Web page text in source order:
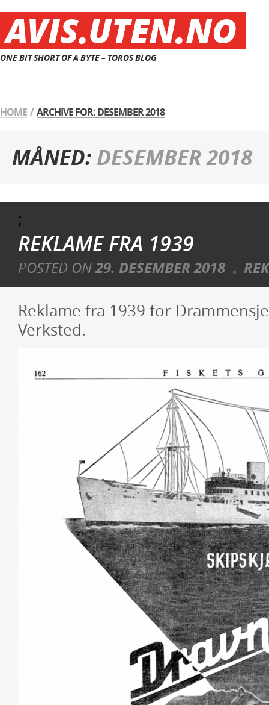
AVIS.UTEN.NO
ONE BIT SHORT OF A BYTE – TOROS BLOG
HOME /ARCHIVE FOR: DESEMBER 2018
MÅNED: DESEMBER 2018
;
REKLAME FRA 1939
POSTED ON29. DESEMBER 2018
Reklame fra 1939 for
Verksted.